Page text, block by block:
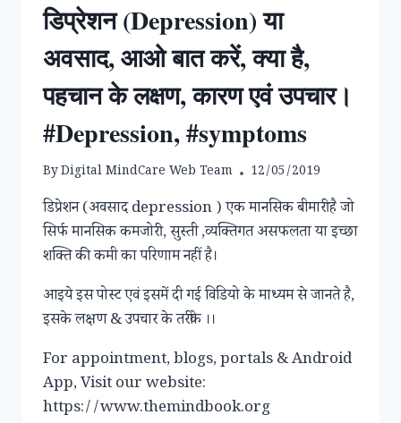
डिप्रेशन (Depression) या
अवसाद, आओ बात करें, क्या है,
पहचान के लक्षण, कारण एवं उपचार।
#Depression, #symptoms
ByDigital MindCare Web Team 12/05/2019
डिप्रेशन (अवसाद depression ) एक मानसिक बीमारी है जो
सिर्फ मानसिक कमजोरी , सुस्ती ,व्यक्तिगत असफलता या इच्छा
शक्ति की कमी का परिणाम नहीं है।
आइये इस पोस्ट एवं इसमें दी गई विडियो के माध्यम से जानते है,
इसके लक्षण & उपचार के तरीके ।।
For appointment, blogs, portals & Android
App, Visit our website:
https://www.themindbook.org